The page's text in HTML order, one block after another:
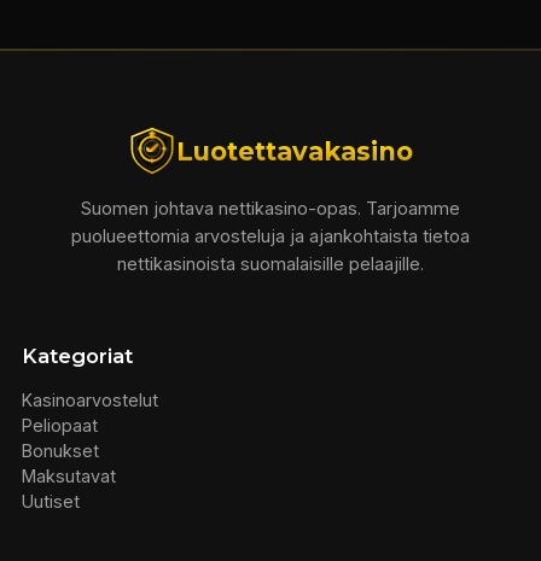
Luotettavakasino
Suomen johtava nettikasino-opas. Tarjoamme
puolueettomia arvosteluja ja ajankohtaista tietoa
nettikasinoista suomalaisille pelaajille.
Kategoriat
Kasinoarvostelut
Peliopaat
Bonukset
Maksutavat
Uutiset